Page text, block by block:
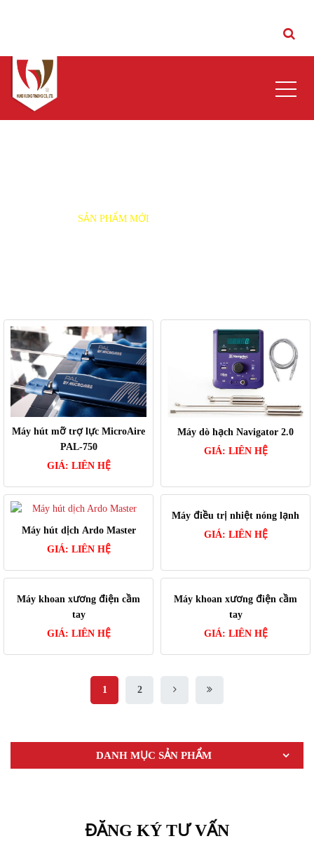
SẢN PHẨM MỚI
Máy hút mỡ trợ lực MicroAire
PAL-750
GIÁ: LIÊN HỆ
Máy dò hạch Navigator 2.0
GIÁ: LIÊN HỆ
Máy hút dịch Ardo Master
GIÁ: LIÊN HỆ
Máy điều trị nhiệt nóng lạnh
GIÁ: LIÊN HỆ
Máy khoan xương điện cầm
tay
GIÁ: LIÊN HỆ
Máy khoan xương điện cầm
tay
GIÁ: LIÊN HỆ
1 2
DANH MỤC SẢN PHẨM
ĐĂNG KÝ TƯ VẤN